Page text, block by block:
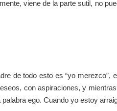
viene de la parte sutil, no
de todo esto es “yo merezco”,
con aspiraciones, y
palabra ego. Cuando yo estoy